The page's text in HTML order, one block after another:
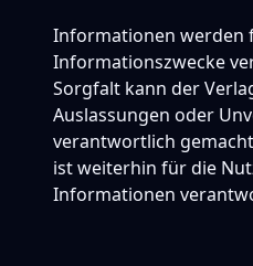
Informationen werden
Informationszwecke
Sorgfalt kann der
Auslassungen oder
verantwortlich
ist weiterhin für die
Informationen